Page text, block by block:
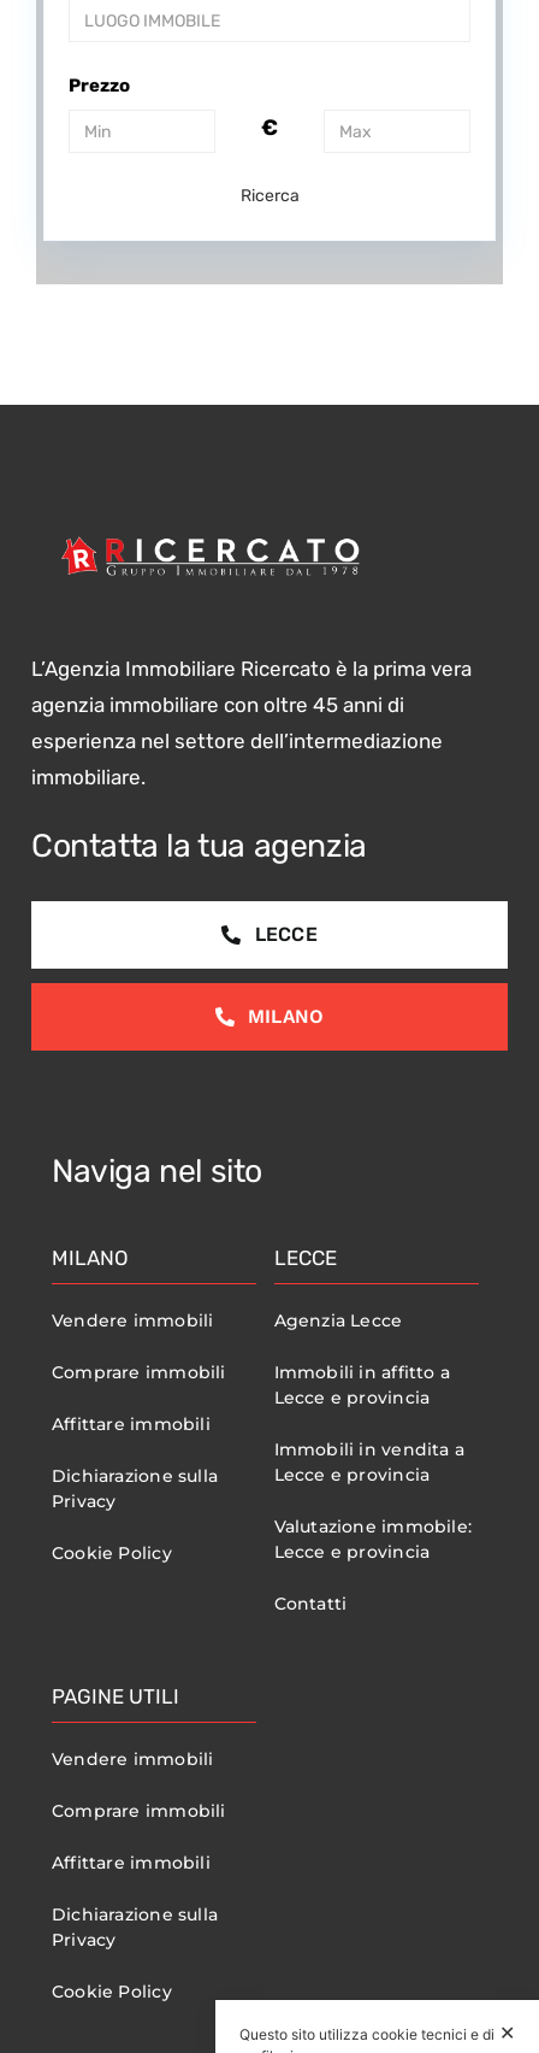
Prezzo
€
Ricerca
L’Agenzia Immobiliare Ricercato è la prima vera
agenzia immobiliare con oltre 45 anni di
esperienza nel settore dell’intermediazione
immobiliare.
Contatta la tua agenzia
LECCE
MILANO
Naviga nel sito
MILANO
Vendere immobili
Comprare immobili
Affittare immobili
Dichiarazione sulla
Privacy
Cookie Policy
LECCE
Agenzia Lecce
Immobili in affitto a
Lecce e provincia
Immobili in vendita a
Lecce e provincia
Valutazione immobile:
Lecce e provincia
Contatti
PAGINE UTILI
Vendere immobili
Comprare immobili
Affittare immobili
Dichiarazione sulla
Privacy
Cookie Policy
✕
Questo sito utilizza cookie tecnici e di